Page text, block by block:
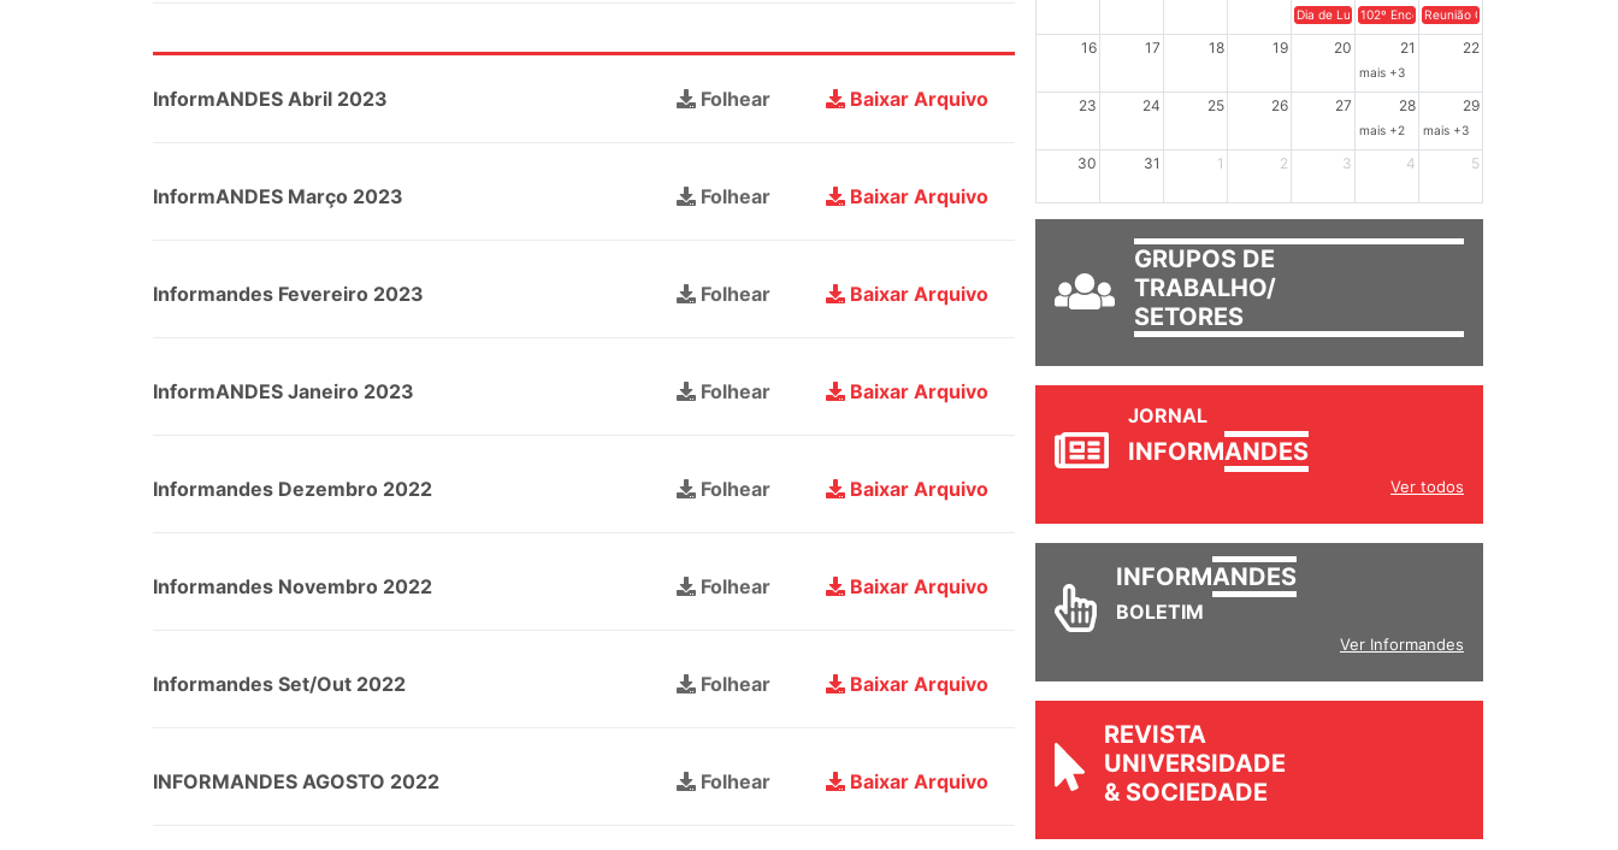
InformANDES Abril 2023 Folhear Baixar Arquivo
InformANDES Março 2023 Folhear Baixar Arquivo
Informandes Fevereiro 2023 Folhear Baixar Arquivo
InformANDES Janeiro 2023 Folhear Baixar Arquivo
Informandes Dezembro 2022 Folhear Baixar Arquivo
Informandes Novembro 2022 Folhear Baixar Arquivo
Informandes Set/Out 2022 Folhear Baixar Arquivo
INFORMANDES AGOSTO 2022 Folhear Baixar Arquivo
Dia de Luta em Defesa de Cuba e da Soberania dos
102º Encontro da Regional Leste, “Em
Reunião GTPE.
16 17 18 19 20 21 22
mais +3
23 24 25 26 27 28 29
mais +2 mais +3
30 31 1 2 3 4 5
GRUPOS DE
TRABALHO/
SETORES
JORNAL
INFORMANDES
Ver todos
INFORMANDES
BOLETIM
Ver Informandes
REVISTA
UNIVERSIDADE
& SOCIEDADE